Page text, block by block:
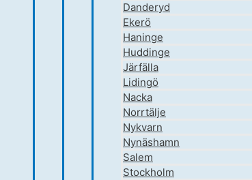
Danderyd
Ekerö
Haninge
Huddinge
Järfälla
Lidingö
Nacka
Norrtälje
Nykvarn
Nynäshamn
Salem
Stockholm